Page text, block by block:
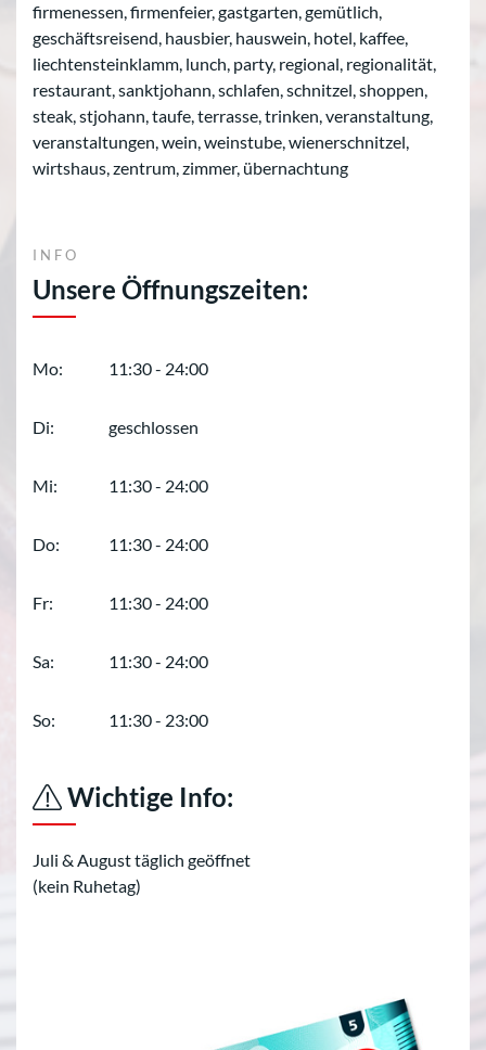
firmenessen, firmenfeier, gastgarten, gemütlich,
geschäftsreisend, hausbier, hauswein, hotel, kaffee,
liechtensteinklamm, lunch, party, regional, regionalität,
restaurant, sanktjohann, schlafen, schnitzel, shoppen,
steak, stjohann, taufe, terrasse, trinken, veranstaltung,
veranstaltungen, wein, weinstube, wienerschnitzel,
wirtshaus, zentrum, zimmer, übernachtung
INFO
Unsere Öffnungszeiten:
Mo: 11:30 - 24:00
Di: geschlossen
Mi: 11:30 - 24:00
Do: 11:30 - 24:00
Fr: 11:30 - 24:00
Sa: 11:30 - 24:00
So: 11:30 - 23:00
Wichtige Info:
Juli & August täglich geöffnet
(kein Ruhetag)